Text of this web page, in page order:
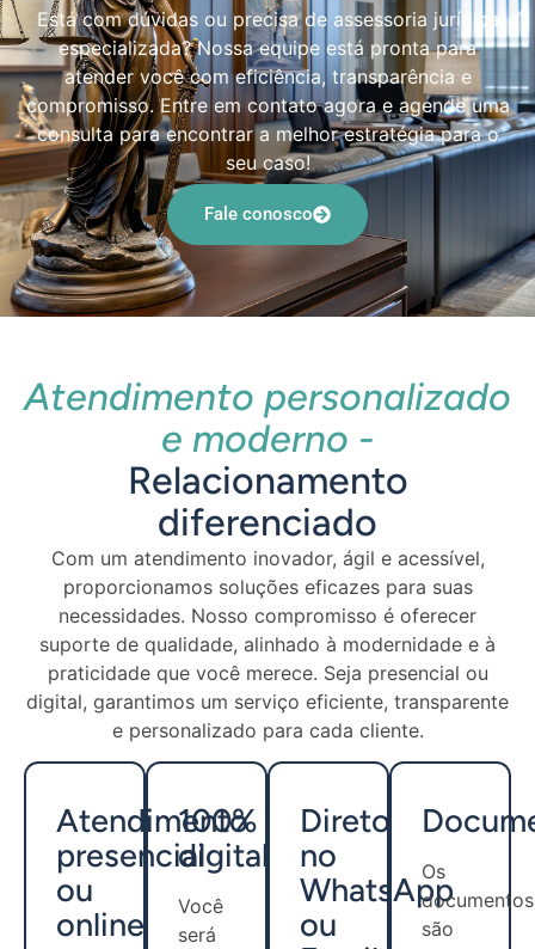
Está com dúvidas ou precisa de assessoria jurídica
especializada? Nossa equipe está pronta para
atender você com eficiência, transparência e
compromisso. Entre em contato agora e agende uma
consulta para encontrar a melhor estratégia para o
seu caso!
Fale conosco
Atendimento personalizado
e moderno -
Relacionamento
diferenciado
Com um atendimento inovador, ágil e acessível,
proporcionamos soluções eficazes para suas
necessidades. Nosso compromisso é oferecer
suporte de qualidade, alinhado à modernidade e à
praticidade que você merece. Seja presencial ou
digital, garantimos um serviço eficiente, transparente
e personalizado para cada cliente.
Atendimento
presencial
ou
online
100%
digital
Você
será
Direto
no
WhatsApp
ou
Os
documentos
são